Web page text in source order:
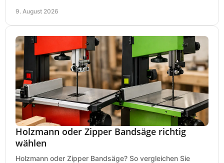
9. August 2026
Holzmann oder Zipper Bandsäge richtig
wählen
Holzmann oder Zipper Bandsäge? So vergleichen Sie